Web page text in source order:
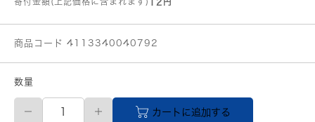
商品コード 4113340040792
数量
伊
カートに追加する